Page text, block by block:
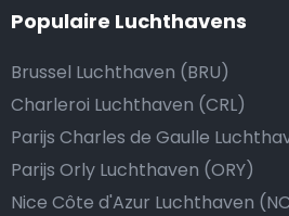
Populaire Luchthavens
Brussel Luchthaven (BRU)
Charleroi Luchthaven (CRL)
Parijs Charles de Gaulle
Parijs Orly Luchthaven (ORY)
Nice Côte d'Azur Luchthaven